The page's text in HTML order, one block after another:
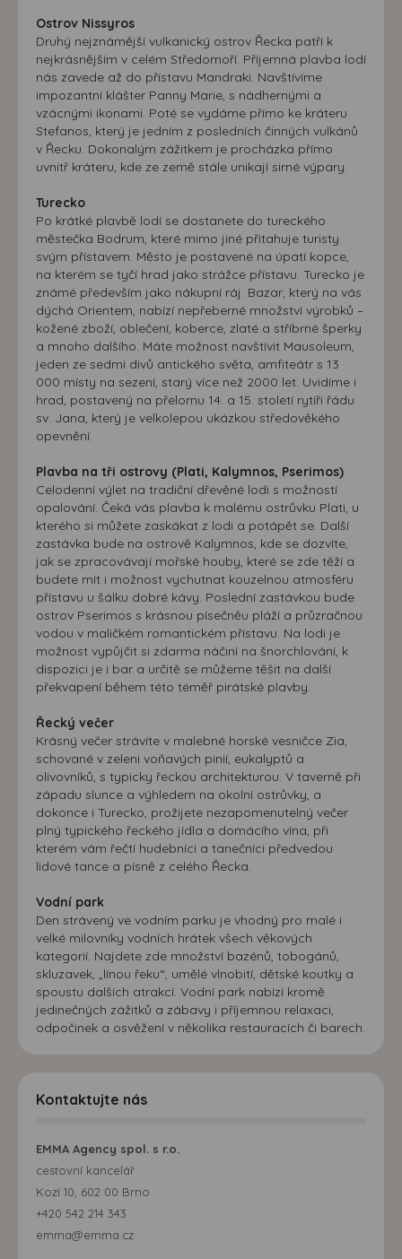
Ostrov Nissyros
Druhý nejznámější vulkanický ostrov Řecka patří k
nejkrásnějším v celém Středomoří. Příjemná plavba lodí
nás zavede až do přístavu Mandraki. Navštívíme
impozantní klášter Panny Marie, s nádhernými a
vzácnými ikonami. Poté se vydáme přímo ke kráteru
Stefanos, který je jedním z posledních činných vulkánů
v Řecku. Dokonalým zážitkem je procházka přímo
uvnitř kráteru, kde ze země stále unikají sirné výpary.
Turecko
Po krátké plavbě lodí se dostanete do tureckého
městečka Bodrum, které mimo jiné přitahuje turisty
svým přístavem. Město je postavené na úpatí kopce,
na kterém se tyčí hrad jako strážce přístavu. Turecko je
známé především jako nákupní ráj. Bazar, který na vás
dýchá Orientem, nabízí nepřeberné množství výrobků –
kožené zboží, oblečení, koberce, zlaté a stříbrné šperky
a mnoho dalšího. Máte možnost navštívit Mausoleum,
jeden ze sedmi divů antického světa, amfiteátr s 13
000 místy na sezení, starý více než 2000 let. Uvidíme i
hrad, postavený na přelomu 14. a 15. století rytíři řádu
sv. Jana, který je velkolepou ukázkou středověkého
opevnění.
Plavba na tři ostrovy (Plati, Kalymnos, Pserimos)
Celodenní výlet na tradiční dřevěné lodi s možností
opalování. Čeká vás plavba k malému ostrůvku Plati, u
kterého si můžete zaskákat z lodi a potápět se. Další
zastávka bude na ostrově Kalymnos, kde se dozvíte,
jak se zpracovávají mořské houby, které se zde těží a
budete mít i možnost vychutnat kouzelnou atmosféru
přístavu u šálku dobré kávy. Poslední zastávkou bude
ostrov Pserimos s krásnou písečněu pláží a průzračnou
vodou v maličkém romantickém přístavu. Na lodi je
možnost vypůjčit si zdarma náčiní na šnorchlování, k
dispozici je i bar a určitě se můžeme těšit na další
překvapení během této téměř pirátské plavby.
Řecký večer
Krásný večer strávíte v malebné horské vesničce Zia,
schované v zeleni voňavých pinií, eukalyptů a
olivovníků, s typicky řeckou architekturou. V taverně při
západu slunce a výhledem na okolní ostrůvky, a
dokonce i Turecko, prožijete nezapomenutelný večer
plný typického řeckého jídla a domácího vína, při
kterém vám řečtí hudebníci a tanečníci předvedou
lidové tance a písně z celého Řecka.
Vodní park
Den strávený ve vodním parku je vhodný pro malé i
velké milovníky vodních hrátek všech věkových
kategorií. Najdete zde množství bazénů, tobogánů,
skluzavek, „línou řeku“, umělé vlnobití, dětské koutky a
spoustu dalších atrakcí. Vodní park nabízí kromě
jedinečných zážitků a zábavy i příjemnou relaxaci,
odpočinek a osvěžení v několika restauracích či barech.
Kontaktujte nás
EMMA Agency spol. s r.o.
cestovní kancelář
Kozí 10, 602 00 Brno
+420 542 214 343
emma@emma.cz